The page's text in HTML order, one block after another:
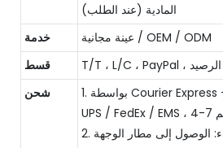
المادية (عند الطلب)
خدمة
عينة مجانية / OEM / ODM
قسط
شحن
1. بواسطة Courier Express - DHL / TNT /
2. عن طريق الهواء: الوصول إلى مطار الوجهة